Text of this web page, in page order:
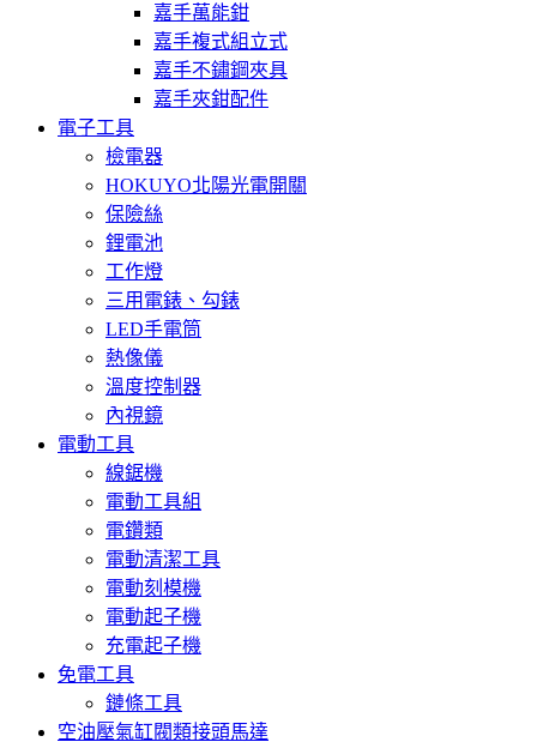
嘉手萬能鉗
嘉手複式組立式
嘉手不鏽鋼夾具
嘉手夾鉗配件
電子工具
檢電器
HOKUYO北陽光電開關
保險絲
鋰電池
工作燈
三用電錶、勾錶
LED手電筒
熱像儀
溫度控制器
內視鏡
電動工具
線鋸機
電動工具組
電鑽類
電動清潔工具
電動刻模機
電動起子機
充電起子機
免電工具
鏈條工具
空油壓氣缸閥類接頭馬達